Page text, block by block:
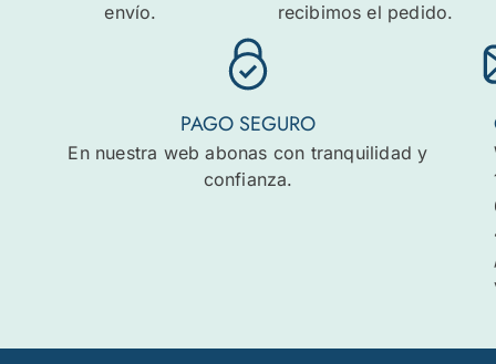
envío. recibimos el pedido.
PAGO SEGURO
En nuestra web abonas con tranquilidad y
confianza.